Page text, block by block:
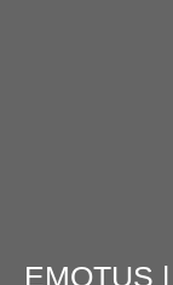
EMOTUS